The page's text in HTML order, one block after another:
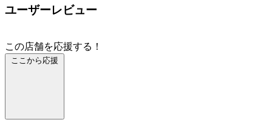
ユーザーレビュー
この店舗を応援する！
ここから応援